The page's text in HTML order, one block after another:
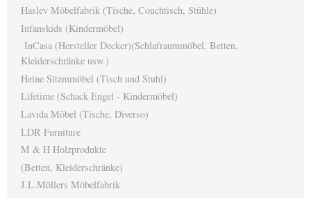
Haslev Möbelfabrik (Tische, Couchtisch, Stühle)
Infanskids (Kindermöbel)
InCasa (Hersteller Decker)(Schlafraummöbel, Betten,
Kleiderschränke usw.)
Heine Sitzmmöbel (Tisch und Stuhl)
Lifetime (Schack Engel - Kindermöbel)
Lavida Möbel (Tische, Diverso)
LDR Furniture
M & H Holzprodukte
(Betten, Kleiderschränke)
J.L.Möllers Möbelfabrik